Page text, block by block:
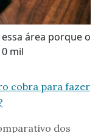
área porque o
mil
cobra para fazer
dos